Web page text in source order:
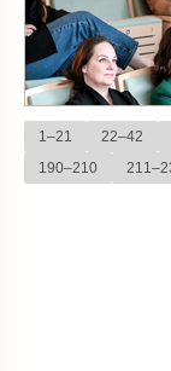
1–21
22–42
190–210